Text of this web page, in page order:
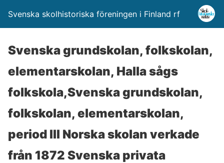
Svenska skolhistoriska föreningen i Finland rf
Svenska grundskolan, folkskolan,
elementarskolan, Halla sågs
folkskola,Svenska grundskolan,
folkskolan, elementarskolan,
period III Norska skolan verkade
från 1872 Svenska privata